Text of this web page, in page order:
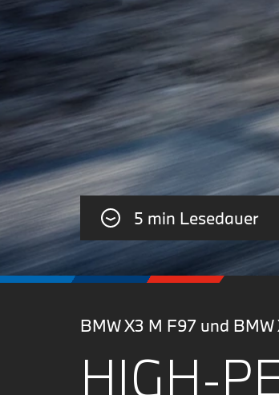
5 min Lesedauer
BMW X3 M F97 und
HIGH-